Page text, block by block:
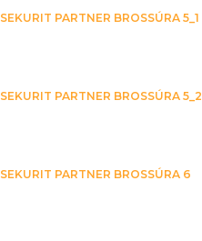
SEKURIT PARTNER BROSSÚRA 5_1
SEKURIT PARTNER BROSSÚRA 5_2
SEKURIT PARTNER BROSSÚRA 6